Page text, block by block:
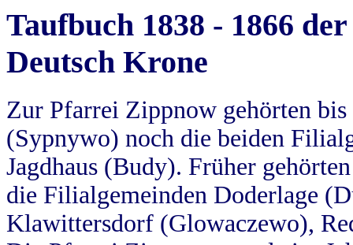
Taufbuch 1838 - 1866
Deutsch Krone
Zur Pfarrei Zippnow gehörten
(Sypnywo) noch die beiden
Jagdhaus (Budy). Früher
die Filialgemeinden Doderlage
Klawittersdorf (Glowaczewo),